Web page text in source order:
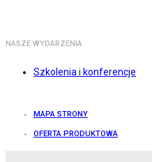
NASZE WYDARZENIA
Szkolenia i konferencje
MAPA STRONY
OFERTA PRODUKTOWA